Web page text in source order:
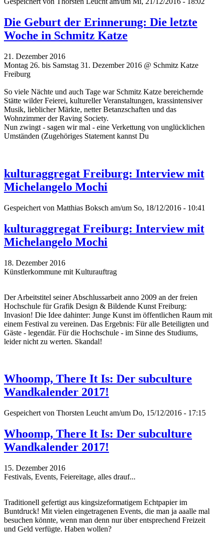
Die Geburt der Erinnerung: Die letzte
Woche in Schmitz Katze
21. Dezember 2016
Montag 26. bis Samstag 31. Dezember 2016 @ Schmitz Katze
Freiburg
So viele Nächte und auch Tage war Schmitz Katze bereichernde
Stätte wilder Feierei, kultureller Veranstaltungen, krassintensiver
Musik, lieblicher Märkte, netter Betanzschaften und das
Wohnzimmer der Raving Society.
Nun zwingt - sagen wir mal - eine Verkettung von unglücklichen
Umständen (Zugehöriges Statement kannst Du
kulturaggregat Freiburg: Interview mit
Michelangelo Mochi
Gespeichert von Matthias Boksch am/um So, 18/12/2016 - 10:41
kulturaggregat Freiburg: Interview mit
Michelangelo Mochi
18. Dezember 2016
Künstlerkommune mit Kulturauftrag
Der Arbeitstitel seiner Abschlussarbeit anno 2009 an der freien
Hochschule für Grafik Design & Bildende Kunst Freiburg:
Invasion! Die Idee dahinter: Junge Kunst im öffentlichen Raum mit
einem Festival zu vereinen. Das Ergebnis: Für alle Beteiligten und
Gäste - legendär. Für die Hochschule - im Sinne des Studiums,
leider nicht zu werten. Skandal!
Whoomp, There It Is: Der subculture
Wandkalender 2017!
Gespeichert von Thorsten Leucht am/um Do, 15/12/2016 - 17:15
Whoomp, There It Is: Der subculture
Wandkalender 2017!
15. Dezember 2016
Festivals, Events, Feiereitage, alles drauf...
Traditionell gefertigt aus kingsizeformatigem Echtpapier im
Buntdruck! Mit vielen eingetragenen Events, die man ja aaalle mal
besuchen könnte, wenn man denn nur über entsprechend Freizeit
und Geld verfügte. Haben wollen?